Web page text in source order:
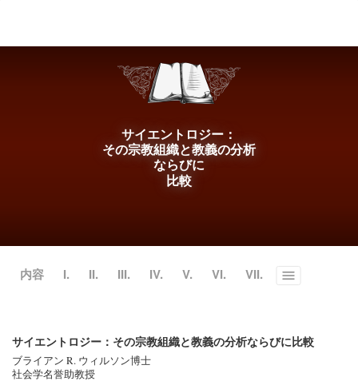
メ
サイエントロジー：
その宗教組織と教義の分析
ならびに
比較
内容 I. II. III. IV. V. VI. VII. Toggle
サイエントロジー：その宗教組織と教義の分析ならびに比較
ブライアン R. ウィルソン博士
社会学名誉助教授